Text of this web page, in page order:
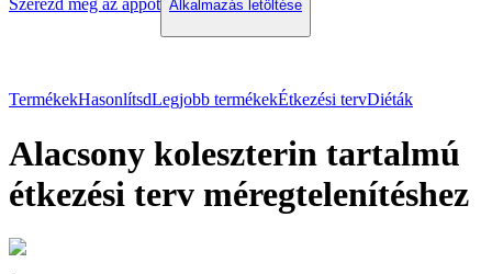
Szerezd meg az appot Alkalmazás letöltése
TermékekHasonlítsdLegjobb termékekÉtkezési tervDiéták
Alacsony koleszterin tartalmú
étkezési terv méregtelenítéshez